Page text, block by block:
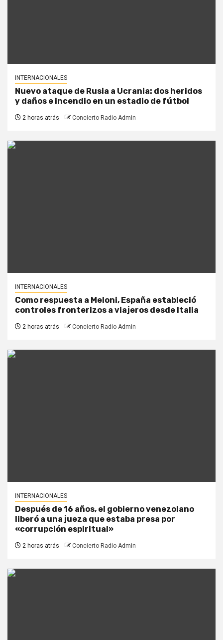
INTERNACIONALES
Nuevo ataque de Rusia a Ucrania: dos heridos
y daños e incendio en un estadio de fútbol
2 horas atrás Concierto Radio Admin
INTERNACIONALES
Como respuesta a Meloni, España estableció
controles fronterizos a viajeros desde Italia
2 horas atrás Concierto Radio Admin
INTERNACIONALES
Después de 16 años, el gobierno venezolano
liberó a una jueza que estaba presa por
«corrupción espiritual»
2 horas atrás Concierto Radio Admin